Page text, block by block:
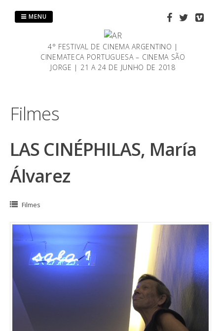
4° FESTIVAL DE CINEMA ARGENTINO |
CINEMATECA PORTUGUESA – CINEMA SÃO
JORGE | 21 A 24 DE JUNHO DE 2018
MENU
Filmes
LAS CINÉPHILAS, María
Álvarez
Filmes